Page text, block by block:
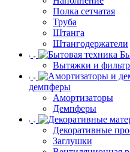
Полка сетчатая
Труба
Штанга
Штангодержатели
Вытяжки и
демпферы
Амортизаторы
Демпферы
Декоративные
Заглушки